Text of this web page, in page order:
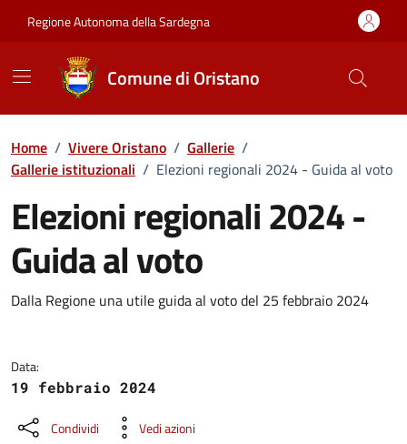
Regione Autonoma della Sardegna
Comune di Oristano
Home / Vivere Oristano / Gallerie /
Gallerie istituzionali / Elezioni regionali 2024 - Guida al voto
Elezioni regionali 2024 -
Guida al voto
Dettaglio della galleria di
Dalla Regione una utile guida al voto del 25 febbraio 2024
Data:
19 febbraio 2024
Condividi Vedi azioni